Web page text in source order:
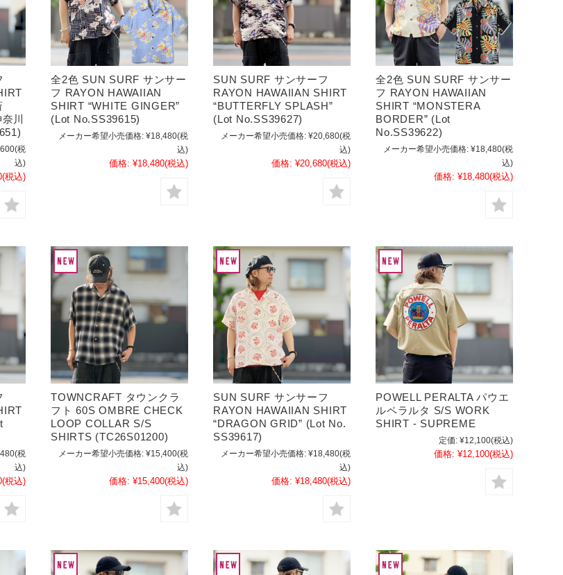
川
(税
込)
(税込)
全2色 SUN SURF サンサー
フ RAYON HAWAIIAN
SHIRT “WHITE GINGER”
(Lot No.SS39615)
メーカー希望小売価格: ¥18,480(税
込)
価格: ¥18,480(税込)
SUN SURF サンサーフ
RAYON HAWAIIAN SHIRT
“BUTTERFLY SPLASH”
(Lot No.SS39627)
メーカー希望小売価格: ¥20,680(税
込)
価格: ¥20,680(税込)
全2色 SUN SURF サンサー
フ RAYON HAWAIIAN
SHIRT “MONSTERA
BORDER” (Lot
No.SS39622)
メーカー希望小売価格: ¥18,480(税
込)
価格: ¥18,480(税込)
(税
込)
(税込)
TOWNCRAFT タウンクラ
フト 60S OMBRE CHECK
LOOP COLLAR S/S
SHIRTS (TC26S01200)
メーカー希望小売価格: ¥15,400(税
込)
価格: ¥15,400(税込)
SUN SURF サンサーフ
RAYON HAWAIIAN SHIRT
“DRAGON GRID” (Lot No.
SS39617)
メーカー希望小売価格: ¥18,480(税
込)
価格: ¥18,480(税込)
POWELL PERALTA パウエ
ルペラルタ S/S WORK
SHIRT - SUPREME
定価: ¥12,100(税込)
価格: ¥12,100(税込)